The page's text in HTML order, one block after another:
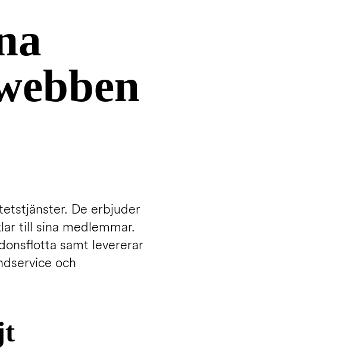
De erbjuder
till sina medlemmar.
samt levererar
och